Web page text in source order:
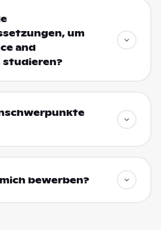
um
and
studieren?
bewerben?